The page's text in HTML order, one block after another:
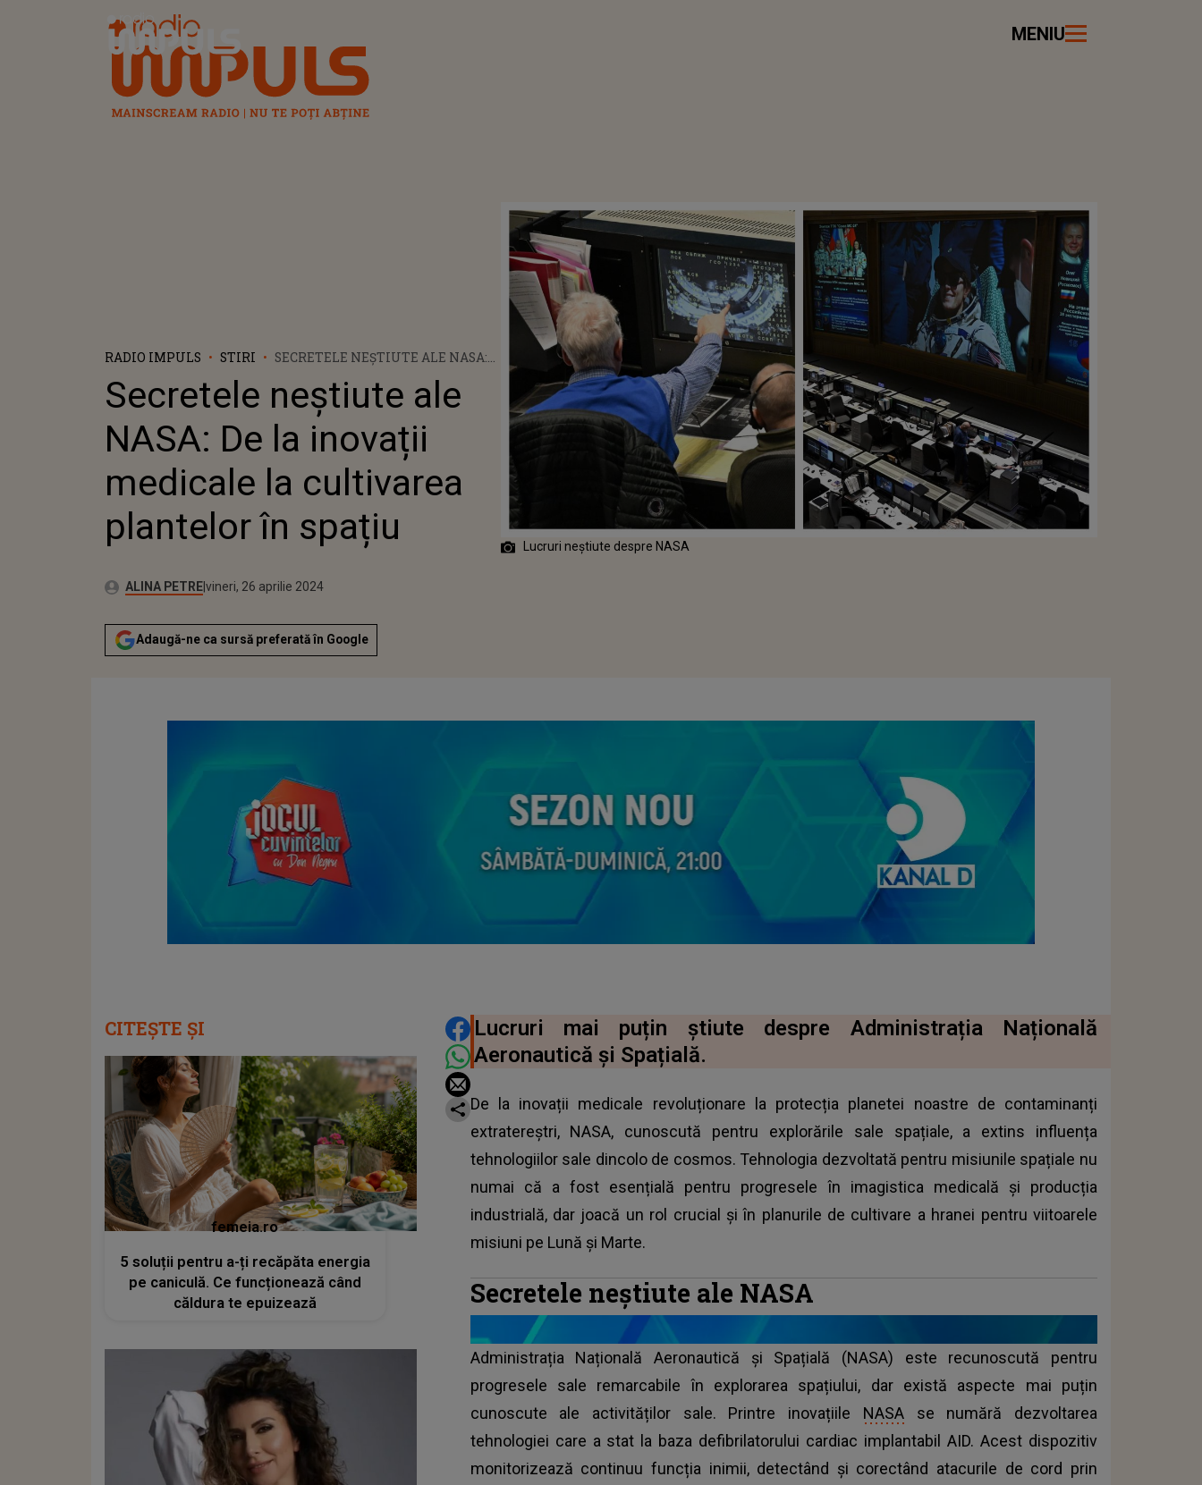
Radio Impuls MENIU
RADIO IMPULS STIRI
SECRETELE NEȘTIUTE ALE NASA:
CULTIVAREA PLANTELOR ÎN
SPAȚIU
Secretele neștiute ale
NASA: De la inovații
medicale la cultivarea
plantelor în spațiu
Autor:ALINA PETREPublicat:
vineri, 26 aprilie 2024
Adaugă-ne ca sursă preferată în Google
Lucruri neștiute despre NASA
DISTRIBUIE ARTICOLUL
Lucruri mai puțin știute despre Administrația Națională
Aeronautică și Spațială.
De la inovații medicale revoluționare la protecția planetei noastre de contaminanți
extratereștri, NASA, cunoscută pentru explorările sale spațiale, a extins influența
tehnologiilor sale dincolo de cosmos. Tehnologia dezvoltată pentru misiunile spațiale nu
numai că a fost esențială pentru progresele în imagistica medicală și producția
industrială, dar joacă un rol crucial și în planurile de cultivare a hranei pentru viitoarele
misiuni pe Lună și Marte.
Secretele neștiute ale NASA
Administrația Națională Aeronautică și Spațială (NASA) este recunoscută pentru
progresele sale remarcabile în explorarea spațiului, dar există aspecte mai puțin
cunoscute ale activităților sale. Printre inovațiile NASAse numără dezvoltarea
tehnologiei care a stat la baza defibrilatorului cardiac implantabil AID. Acest dispozitiv
monitorizează continuu funcția inimii, detectând și corectând atacurile de cord prin
CITEȘTE ȘI
femeia.ro
5 soluții pentru a-ți recăpăta energia
pe caniculă. Ce funcționează când
căldura te epuizează